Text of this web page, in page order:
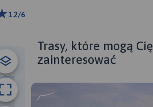
1.2/6
Trasy, które mogą Cię
zainteresować